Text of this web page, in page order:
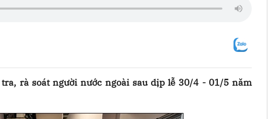
tra, rà soát người nước ngoài sau dịp lễ 30/4 - 01/5 năm